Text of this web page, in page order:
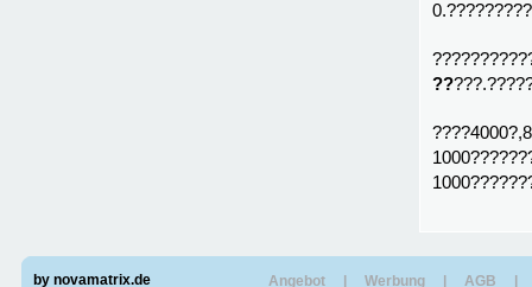
??
by novamatrix.de AGB
Werbung
Angebot